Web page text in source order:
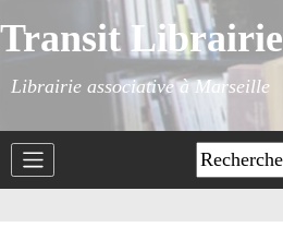
Transit Librairie
Librairie associative à Marseille